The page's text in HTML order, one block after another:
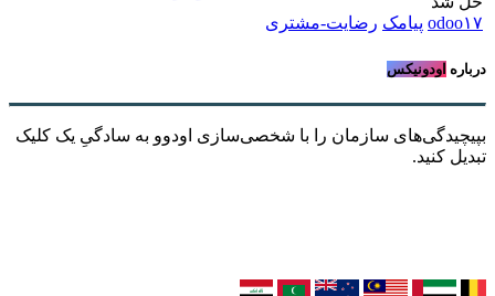
odoo۱۷ پیامک رضایت-مشتری
درباره اودونیکس
بپیچیدگی‌های سازمان را با شخصی‌سازی اودوو به سادگیِ یک کلیک
تبدیل کنید.